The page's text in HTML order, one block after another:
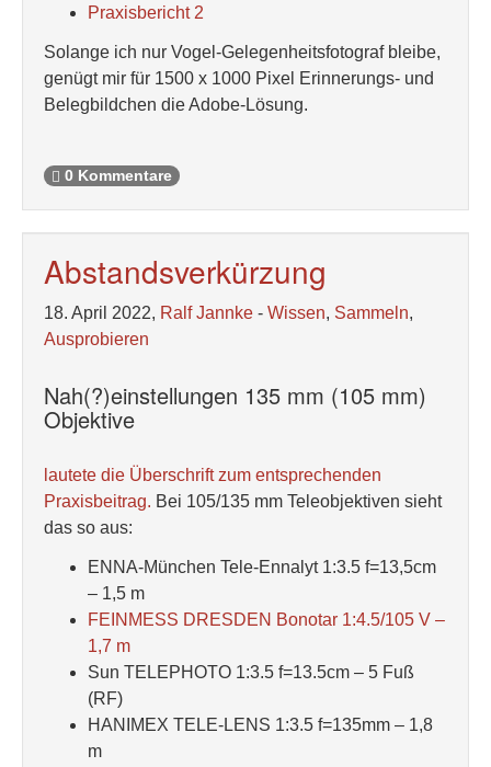
Praxisbericht 2
Solange ich nur Vogel-Gelegenheitsfotograf bleibe,
genügt mir für 1500 x 1000 Pixel Erinnerungs- und
Belegbildchen die Adobe-Lösung.
0 Kommentare
Abstandsverkürzung
18. April 2022, Ralf Jannke - Wissen, Sammeln,
Ausprobieren
Nah(?)einstellungen 135 mm (105 mm)
Objektive
lautete die Überschrift zum entsprechenden
Praxisbeitrag. Bei 105/135 mm Teleobjektiven sieht
das so aus:
ENNA-München Tele-Ennalyt 1:3.5 f=13,5cm
– 1,5 m
FEINMESS DRESDEN Bonotar 1:4.5/105 V –
1,7 m
Sun TELEPHOTO 1:3.5 f=13.5cm – 5 Fuß
(RF)
HANIMEX TELE-LENS 1:3.5 f=135mm – 1,8
m